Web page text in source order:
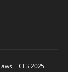
aws
CES 2025